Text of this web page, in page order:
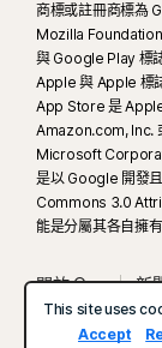
商標或註冊商標為
Mozilla
與 Google Play 標
Apple 與 Apple 標
App Store 是
Amazon.com, Inc.
Microsoft
是以 Google 開發
Commons 3.0
能是分屬其各自擁
關於 Gen 新
使用條款
無
This site uses
Accept